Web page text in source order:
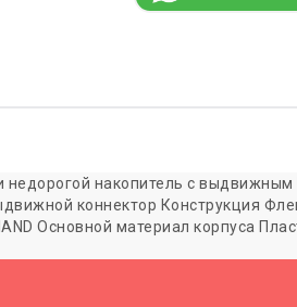
накопитель с
коннектор Конструкция
Основной материал корпуса